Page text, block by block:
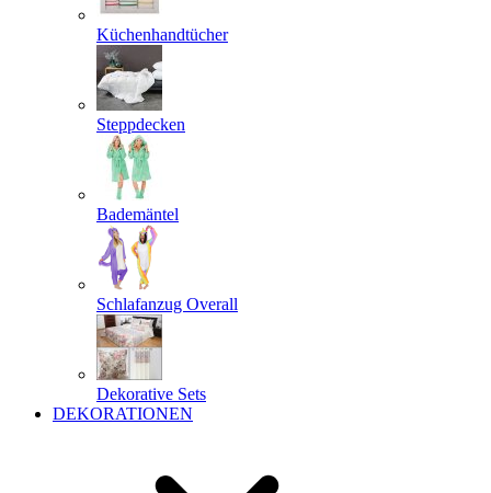
Küchenhandtücher
Steppdecken
Bademäntel
Schlafanzug Overall
Dekorative Sets
DEKORATIONEN